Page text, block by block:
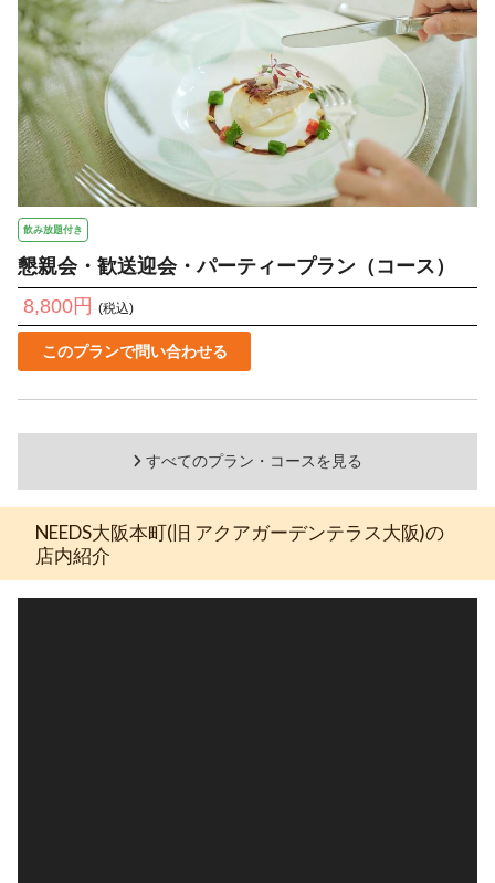
飲み放題付き
懇親会・歓送迎会・パーティープラン（コース）
8,800円 (税込)
このプランで問い合わせる
すべてのプラン・コースを見る
NEEDS大阪本町(旧 アクアガーデンテラス大阪)の
店内紹介